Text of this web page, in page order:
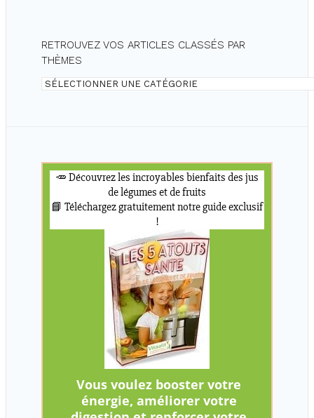
RETROUVEZ VOS ARTICLES CLASSÉS PAR
THÈMES
Retrouvez